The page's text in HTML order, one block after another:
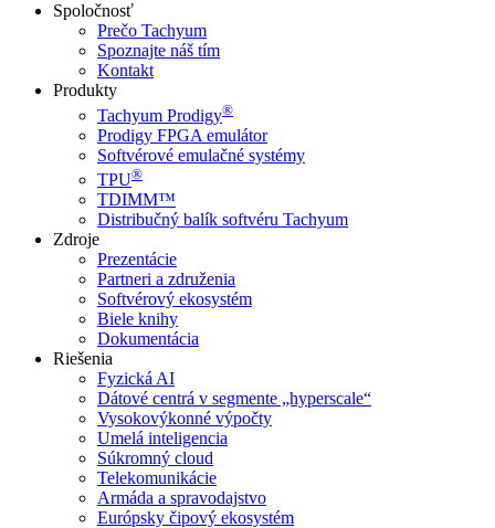
Spoločnosť
Prečo Tachyum
Spoznajte náš tím
Kontakt
Produkty
Tachyum Prodigy®
Prodigy FPGA emulátor
Softvérové emulačné systémy
TPU®
TDIMM™
Distribučný balík softvéru Tachyum
Zdroje
Prezentácie
Partneri a združenia
Softvérový ekosystém
Biele knihy
Dokumentácia
Riešenia
Fyzická AI
Dátové centrá v segmente „hyperscale“
Vysokovýkonné výpočty
Umelá inteligencia
Súkromný cloud
Telekomunikácie
Armáda a spravodajstvo
Európsky čipový ekosystém